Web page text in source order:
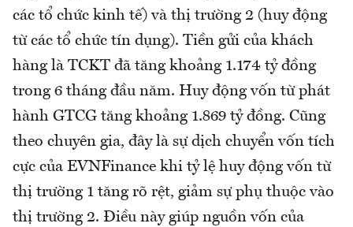
các tổ chức kinh tế) và thị trường 2 (huy động
từ các tổ chức tín dụng). Tiền gửi của khách
hàng là TCKT đã tăng khoảng 1.174 tỷ đồng
trong 6 tháng đầu năm. Huy động vốn từ phát
hành GTCG tăng khoảng 1.869 tỷ đồng. Cũng
theo chuyên gia, đây là sự dịch chuyển vốn tích
cực của EVNFinance khi tỷ lệ huy động vốn từ
thị trường 1 tăng rõ rệt, giảm sự phụ thuộc vào
thị trường 2. Điều này giúp nguồn vốn của